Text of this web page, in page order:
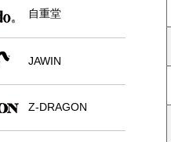
自重堂
JAWIN
Z-DRAGON